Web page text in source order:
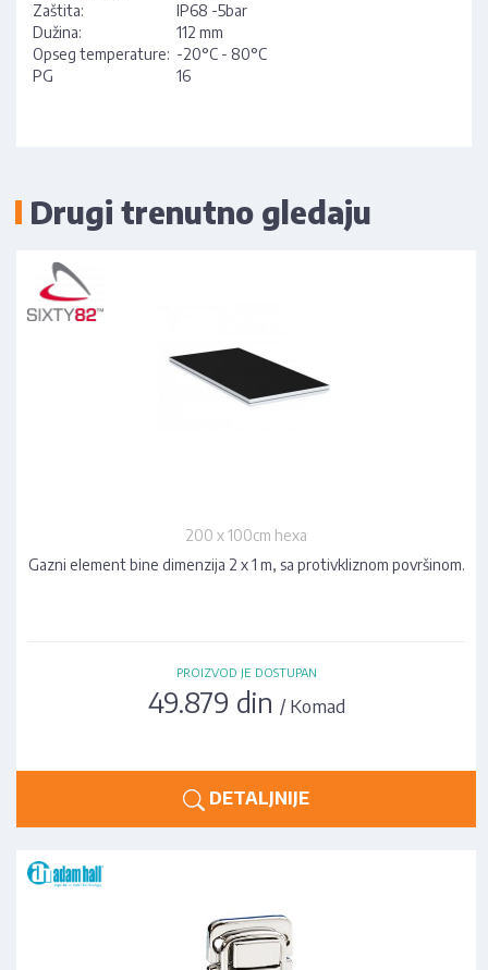
Zaštita:
IP68 -5bar
Dužina:
112 mm
Opseg temperature: -20°C - 80°C
PG
16
Drugi trenutno gledaju
200 x 100cm hexa
Gazni element bine dimenzija 2 x 1 m, sa protivkliznom površinom.
PROIZVOD JE DOSTUPAN
49.879 din / Komad
DETALJNIJE